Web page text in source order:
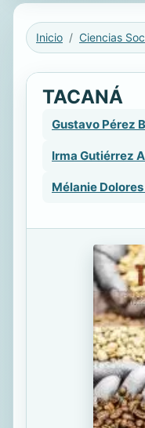
Inicio Ciencias
TACANÁ
Gustavo Pérez
Irma Gutiérrez
Mélanie